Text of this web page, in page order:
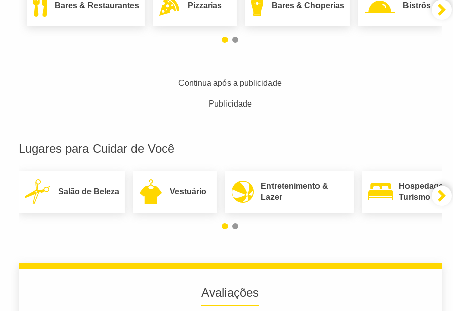
Bares & Restaurantes Pizzarias Bares & Choperias Bistrôs
Continua após a publicidade
Publicidade
Lugares para Cuidar de Você
Salão de Beleza Vestuário
Entretenimento &
Lazer
Hospedagem
Turismo
Avaliações